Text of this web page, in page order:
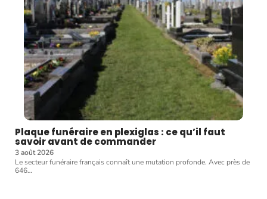
Plaque funéraire en plexiglas : ce qu’il faut
savoir avant de commander
3 août 2026
Le secteur funéraire français connaît une mutation profonde. Avec près de
646…